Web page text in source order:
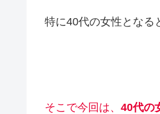
特に40代の女性となる
そこで今回は、 40代の